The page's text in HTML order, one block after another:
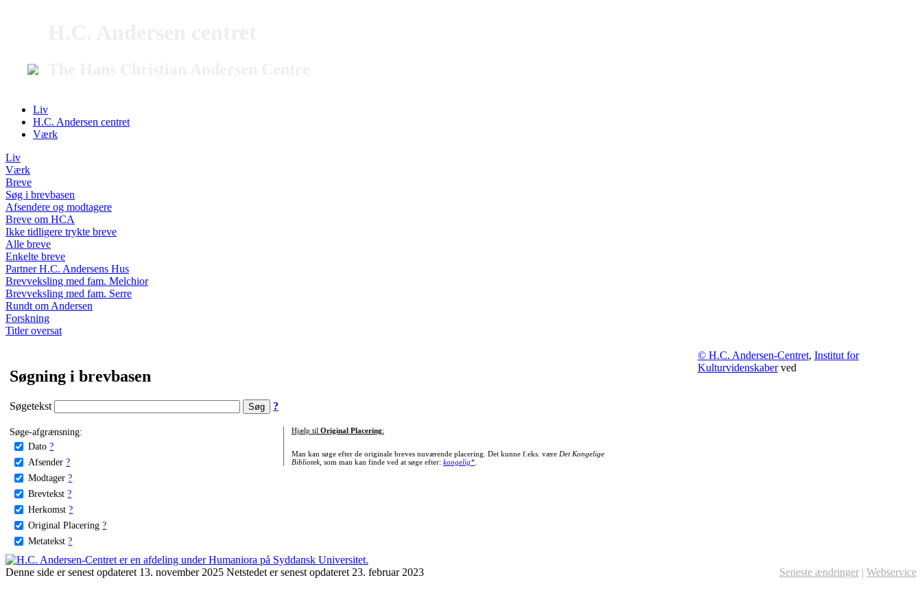
Liv
H.C. Andersen centret
Værk
Liv
Værk
Breve
Søg i brevbasen
Afsendere og modtagere
Breve om HCA
Ikke tidligere trykte breve
Alle breve
Enkelte breve
Partner H.C. Andersens Hus
Brevveksling med fam. Melchior
Brevveksling med fam. Serre
Rundt om Andersen
Forskning
Titler oversat
Søgning i brevbasen
Søgetekst ?
Søge-afgrænsning:
Dato ?
Afsender ?
Modtager ?
Brevtekst ?
Herkomst ?
Original Placering ?
Metatekst ?
Hjælp til Original Placering:
Man kan søge efter de originale breves nuværende placering. Det kunne f.eks. være Det Kongelige
Bibliotek, som man kan finde ved at søge efter: kongelig*.
© H.C. Andersen-Centret, Institut for
Kulturvidenskaberved
Denne side er senest opdateret 13. november 2025 Netstedet er senest opdateret 23. februar 2023 Seneste ændringer | Webservice